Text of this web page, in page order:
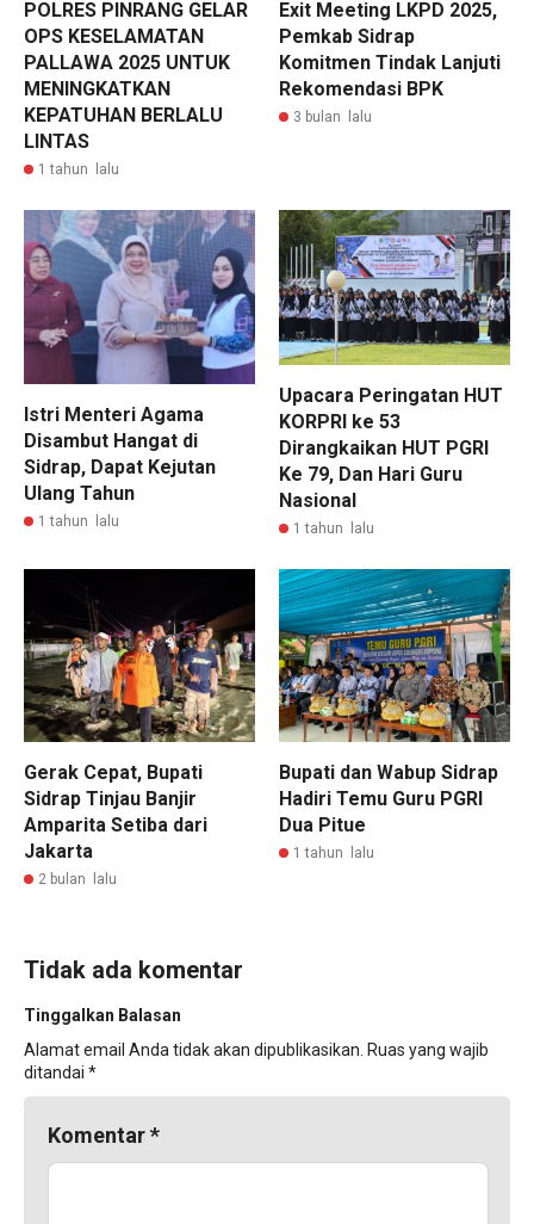
POLRES PINRANG GELAR
OPS KESELAMATAN
PALLAWA 2025 UNTUK
MENINGKATKAN
KEPATUHAN BERLALU
LINTAS
1 tahun lalu
Exit Meeting LKPD 2025,
Pemkab Sidrap
Komitmen Tindak Lanjuti
Rekomendasi BPK
3 bulan lalu
Istri Menteri Agama
Disambut Hangat di
Sidrap, Dapat Kejutan
Ulang Tahun
1 tahun lalu
Upacara Peringatan HUT
KORPRI ke 53
Dirangkaikan HUT PGRI
Ke 79, Dan Hari Guru
Nasional
1 tahun lalu
Gerak Cepat, Bupati
Sidrap Tinjau Banjir
Amparita Setiba dari
Jakarta
2 bulan lalu
Bupati dan Wabup Sidrap
Hadiri Temu Guru PGRI
Dua Pitue
1 tahun lalu
Tidak ada komentar
Tinggalkan Balasan
Alamat email Anda tidak akan dipublikasikan. Ruas yang wajib
ditandai *
Komentar*